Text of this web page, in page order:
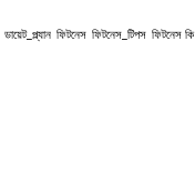
ডায়েট_প্ল্যান ফিটনেস ফিটনেস_টিপস ফিটনেস কি